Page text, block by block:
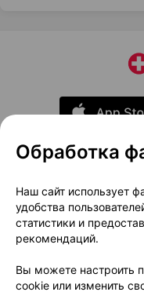
О
Размещение
Способы
Обработка
Наш сайт использует
удобства
статистики и
рекомендаций.
Вы можете настроить
cookie или изменить